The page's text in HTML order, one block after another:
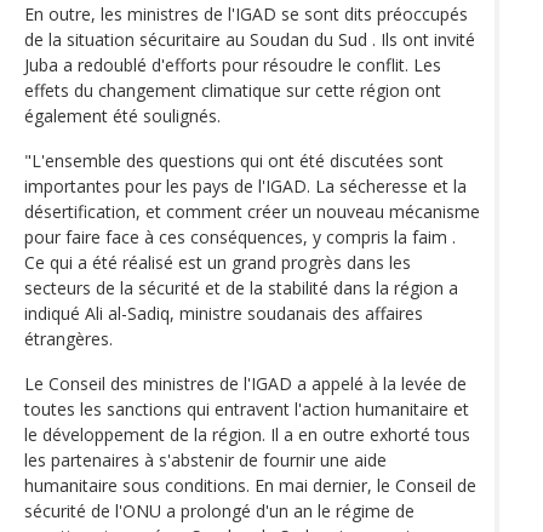
En outre, les ministres de l'IGAD se sont dits préoccupés
de la situation sécuritaire au Soudan du Sud . Ils ont invité
Juba a redoublé d'efforts pour résoudre le conflit. Les
effets du changement climatique sur cette région ont
également été soulignés.
"L'ensemble des questions qui ont été discutées sont
importantes pour les pays de l'IGAD. La sécheresse et la
désertification, et comment créer un nouveau mécanisme
pour faire face à ces conséquences, y compris la faim .
Ce qui a été réalisé est un grand progrès dans les
secteurs de la sécurité et de la stabilité dans la région a
indiqué Ali al-Sadiq, ministre soudanais des affaires
étrangères.
Le Conseil des ministres de l'IGAD a appelé à la levée de
toutes les sanctions qui entravent l'action humanitaire et
le développement de la région. Il a en outre exhorté tous
les partenaires à s'abstenir de fournir une aide
humanitaire sous conditions. En mai dernier, le Conseil de
sécurité de l'ONU a prolongé d'un an le régime de